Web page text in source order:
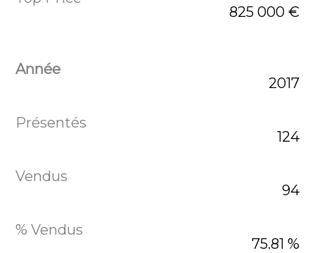
825 000 €
2017
124
94
75.81 %